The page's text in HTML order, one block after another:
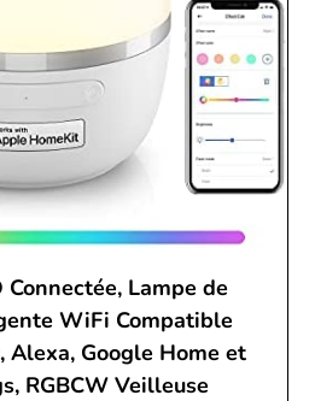
Lampe de
WiFi Compatible
Alexa, Google Home et
RGBCW Veilleuse